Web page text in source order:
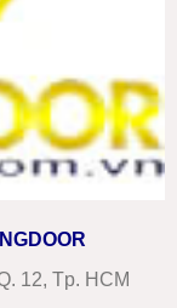
12, Tp. HCM